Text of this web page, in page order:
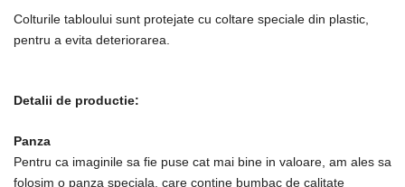
Colturile tabloului sunt protejate cu coltare speciale din plastic,
pentru a evita deteriorarea.
Detalii de productie:
Panza
Pentru ca imaginile sa fie puse cat mai bine in valoare, am ales sa
folosim o panza speciala, care contine bumbac de calitate